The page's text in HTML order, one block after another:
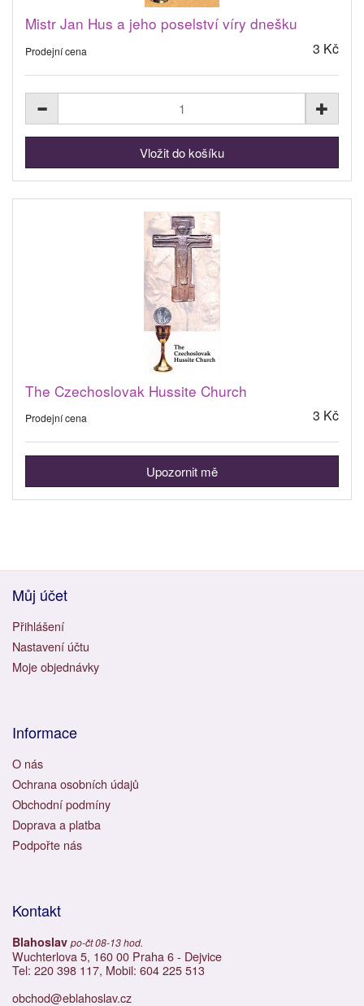
Mistr Jan Hus a jeho poselství víry dnešku
Prodejní cena 3 Kč
The Czechoslovak Hussite Church
Prodejní cena 3 Kč
Upozornit mě
Můj účet
Přihlášení
Nastavení účtu
Moje objednávky
Informace
O nás
Ochrana osobních údajů
Obchodní podmíny
Doprava a platba
Podpořte nás
Kontakt
Blahoslav po-čt 08-13 hod.
Wuchterlova 5, 160 00 Praha 6 - Dejvice
Tel: 220 398 117, Mobil: 604 225 513
obchod@eblahoslav.cz